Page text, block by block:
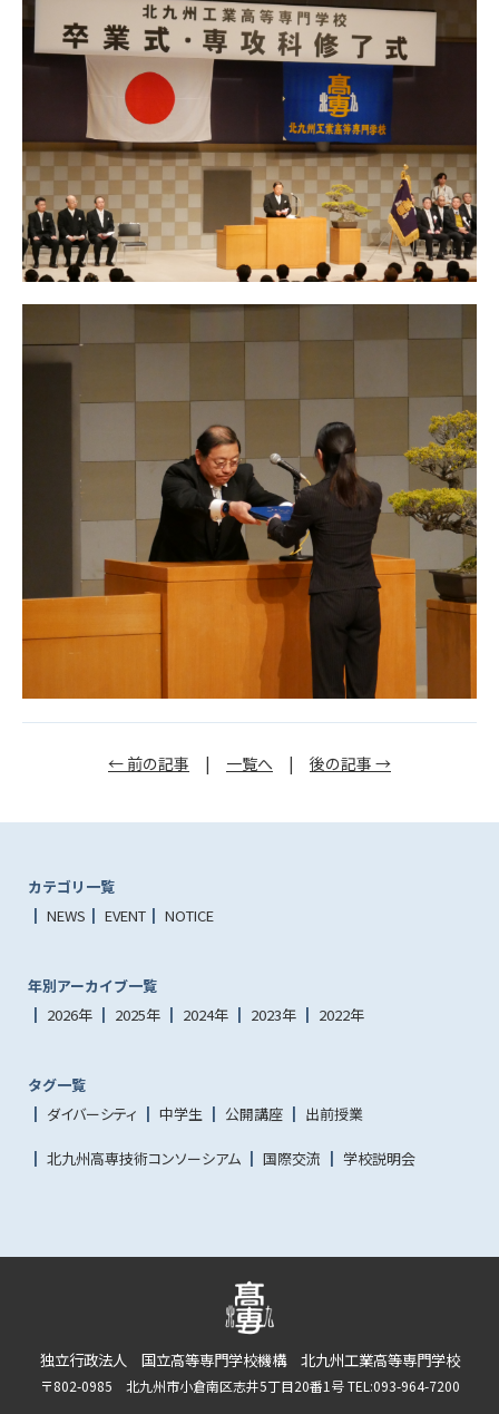
← 前の記事 | 一覧へ | 後の記事 →
カテゴリ一覧
NEWS
EVENT NOTICE
年別アーカイブ一覧
2026年
2025年 2024年 2023年 2022年
タグ一覧
ダイバーシティ
中学生 公開講座 出前授業
北九州高専技術コンソーシアム 国際交流 学校説明会
独立行政法人 国立高等専門学校機構 北九州工業高等専門学校
〒802-0985 北九州市小倉南区志井5丁目20番1号 TEL:093-964-7200